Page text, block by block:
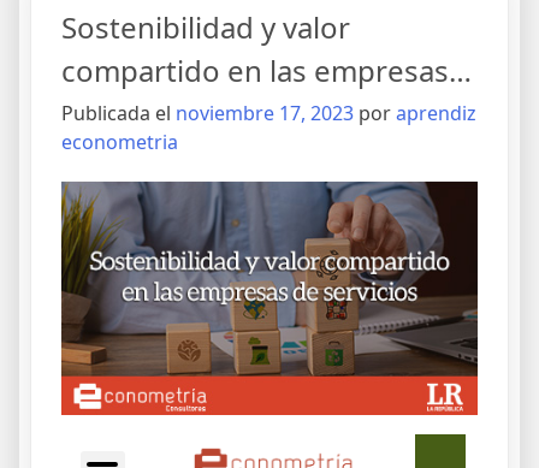
Sostenibilidad y valor
compartido en las empresas…
Publicada el noviembre 17, 2023 poraprendiz
econometria